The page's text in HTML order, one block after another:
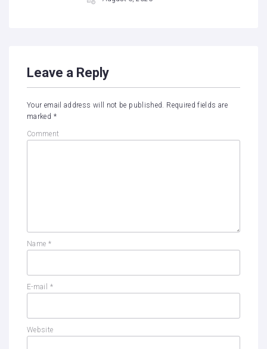
Leave a Reply
Your email address will not be published. Required fields are
marked *
Comment
Name *
E-mail *
Website